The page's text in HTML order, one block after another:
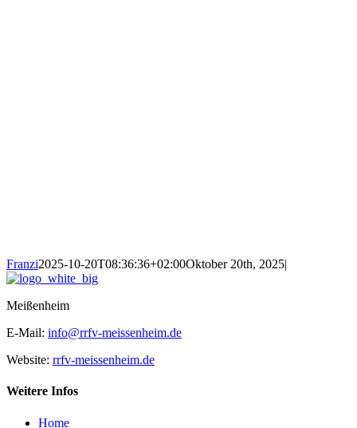
Franzi2025-10-20T08:36:36+02:00Oktober 20th, 2025|
Meißenheim
E-Mail: info@rrfv-meissenheim.de
Website: rrfv-meissenheim.de
Weitere Infos
Home